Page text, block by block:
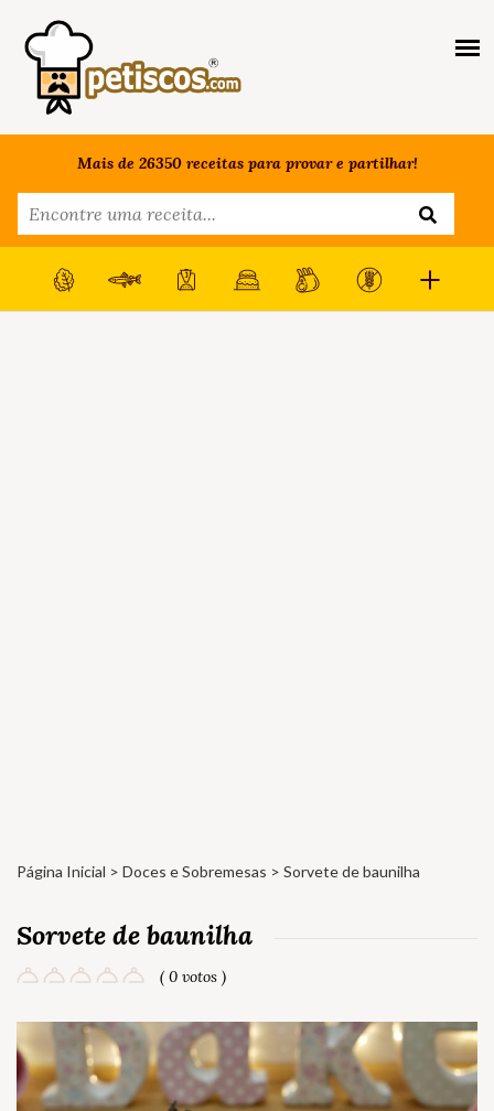
Mais de 26350 receitas para provar e partilhar!
Página Inicial > Doces e Sobremesas > Sorvete de baunilha
Sorvete de baunilha
( 0 votos )